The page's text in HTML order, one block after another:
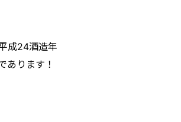
成24酒造年
あります！